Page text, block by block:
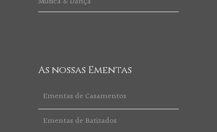
As nossas Ementas
Ementas de Casamentos
Ementas de Batizados